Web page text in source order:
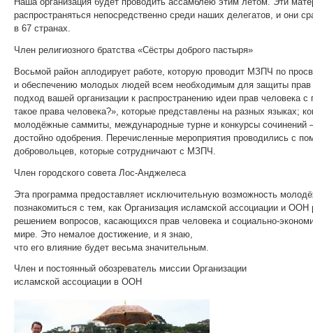
распространяться непосредственно среди наших делегатов, и они
в 67 странах.
Член религиозного братства «Сёстры доброго пастыря»
Восьмой район аплодирует работе, которую проводит МЗПЧ по
и обеспечению молодых людей всем необходимым для защиты прав
подход вашей организации к распространению идеи прав человека
такое права человека?», которые представлены на разных языках;
молодёжные саммиты, международные турне и конкурсы сочинений
достойно одобрения. Перечисленные мероприятия проводились с
добровольцев, которые сотрудничают с МЗПЧ.
Член городского совета Лос-Анджелеса
Эта программа предоставляет исключительную возможность
познакомиться с тем, как Организация исламской ассоциации и
решением вопросов, касающихся прав человека и социально-
мире. Это немалое достижение, и я знаю,
что его влияние будет весьма значительным.
Член и постоянный обозреватель миссии Организации
исламской ассоциации в ООН